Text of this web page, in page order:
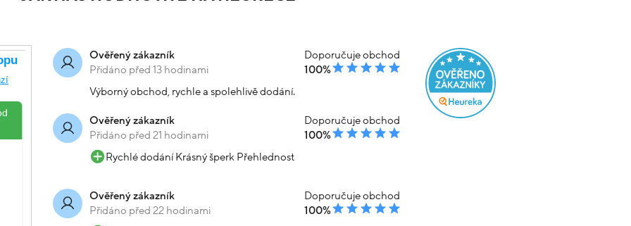
Ověřený zákazník
Přidáno před 13 hodinami
Doporučuje obchod
100%
Výborný obchod, rychle a spolehlivě dodání.
Ověřený zákazník
Přidáno před 21 hodinami
Doporučuje obchod
100%
Rychlé dodání Krásný šperk Přehlednost
Ověřený zákazník
Přidáno před 22 hodinami
Doporučuje obchod
100%